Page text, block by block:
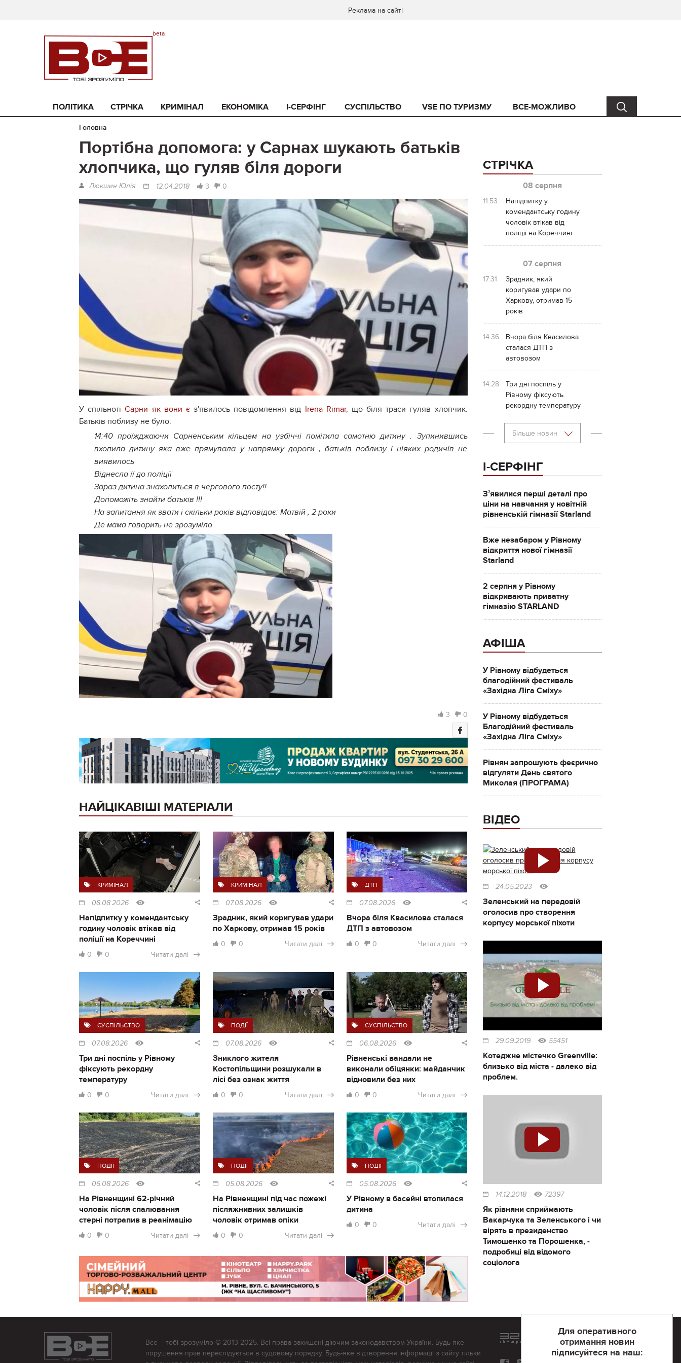
Реклама на сайті
ПОЛІТИКА СТРІЧКА КРИМІНАЛ ЕКОНОМІКА I-СЕРФІНГ СУСПІЛЬСТВО VSE ПО ТУРИЗМУ ВСЕ-МОЖЛИВО
Головна
Портібна допомога: у Сарнах шукають батьків
хлопчика, що гуляв біля дороги
Люкшин Юлія 12.04.2018 3 0
У спільнотіСарни як вони єз'явилось повідомлення від Irena Rimar‎, що біля траси гуляв хлопчик.
Батьків поблизу не було:
14:40 проїжджаючи Сарненським кільцем на узбіччі помітила самотню дитину . Зупинившись
вхопила дитину яка вже прямувала у напрямку дороги , батьків поблизу і ніяких родичів не
виявилось
Віднесла її до поліції
Зараз дитина знахолиться в чергового посту!!
Допоможіть знайти батьків !!!
На запитання як звати і скільки років відповідає: Матвій , 2 роки
Де мама говорить не зрозуміло
3 0
НАЙЦІКАВІШІ МАТЕРІАЛИ
КРИМІНАЛ
08.08.2026
Напідпитку у комендантську
годину чоловік втікав від
поліції на Кореччині
0 0 Читати далі
КРИМІНАЛ
07.08.2026
Зрадник, який коригував удари
по Харкову, отримав 15 років
0 0 Читати далі
ДТП
07.08.2026
Вчора біля Квасилова сталася
ДТП з автовозом
0 0 Читати далі
СУСПІЛЬСТВО
07.08.2026
Три дні поспіль у Рівному
фіксують рекордну
температуру
0 0 Читати далі
ПОДІЇ
07.08.2026
Зниклого жителя
Костопільщини розшукали в
лісі без ознак життя
0 0 Читати далі
СУСПІЛЬСТВО
06.08.2026
Рівненські вандали не
виконали обіцянки: майданчик
відновили без них
0 0 Читати далі
ПОДІЇ
06.08.2026
На Рівненщині 62-річний
чоловік після спалювання
стерні потрапив в реанімацію
0 0 Читати далі
ПОДІЇ
05.08.2026
На Рівненщині під час пожежі
післяжнивних залишків
чоловік отримав опіки
0 0 Читати далі
ПОДІЇ
05.08.2026
У Рівному в басейні втопилася
дитина
0 0 Читати далі
СТРІЧКА
08 серпня
11:53
Напідпитку у
комендантську годину
чоловік втікав від
поліції на Кореччині
07 серпня
17:31
Зрадник, який
коригував удари по
Харкову, отримав 15
років
14:36
Вчора біля Квасилова
сталася ДТП з
автовозом
14:28
Три дні поспіль у
Рівному фіксують
рекордну температуру
Більше новин
І-СЕРФІНГ
Зʼявилися перші деталі про
ціни на навчання у новітній
рівненській гімназії Starland
Вже незабаром у Рівному
відкриття нової гімназії
Starland
2 серпня у Рівному
відкривають приватну
гімназію STARLAND
АФІША
У Рівному відбудеться
благодійний фестиваль
«Західна Ліга Сміху»
У Рівному відбудеться
Благодійний фестиваль
«Західна Ліга Сміху»
Рівнян запрошують феєрично
відгуляти День святого
Миколая (ПРОГРАМА)
ВІДЕО
24.05.2023
Зеленський на передовій
оголосив про створення
корпусу морської піхоти
29.09.2019 55451
Котеджне містечко Greenville:
близько від міста - далеко від
проблем.
14.12.2018 72397
Як рівняни сприймають
Вакарчука та Зеленського і чи
вірять в президенство
Тимошенко та Порошенка, -
подробиці від відомого
соціолога
Для оперативного
отримання новин
підписуйтеся на наш:
Все – тобі зрозуміло © 2013-2025. Всі права захищені діючим законодавством України. Будь-яке
порушення прав переслідується в судовому порядку. Будь-яке відтворення інформації з сайту тільки
Розроблений та підтримується
компанії 32х32